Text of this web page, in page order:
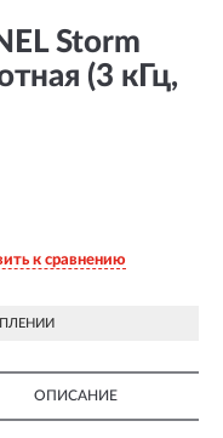
Storm
(3 кГц,
к сравнению
ОПИСАНИЕ